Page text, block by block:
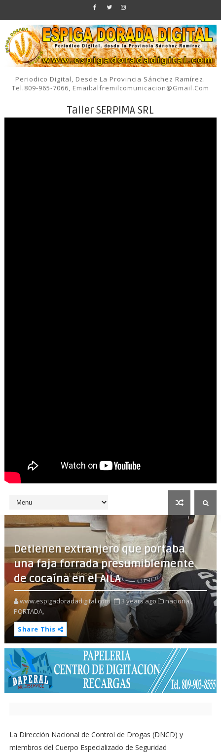
Periodico Digital, Desde La Provincia Sánchez Ramírez.
Tel.809-965-7066, Email:alfremilcomunicacion@gmail.com
Taller SERPIMA SRL
Detienen extranjero que portaba
una faja forrada presumiblemente
de cocaína en el AILA
www.espigadoradadigital.com 3 years ago
nacional,
PORTADA,
Share This
La Dirección Nacional de Control de Drogas (DNCD) y
miembros del Cuerpo Especializado de Seguridad